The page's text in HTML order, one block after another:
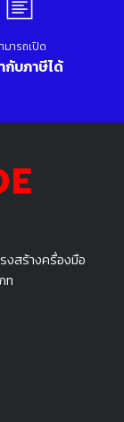
งสร้างครื่องมือ
ท
มารถเปิด
กับภาษีได้